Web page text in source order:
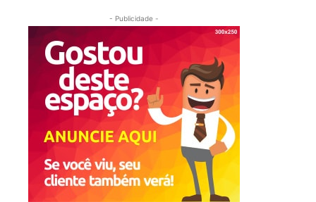
- Publicidade -